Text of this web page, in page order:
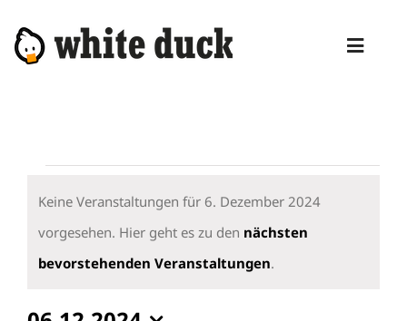
Inhalt
DIENSTLEISTUNGEN
MANAGED SERVICES
für
6.
Dezember
Hinweis
Keine Veranstaltungen für 6. Dezember 2024
vorgesehen. Hier geht es zu den nächsten
bevorstehenden Veranstaltungen.